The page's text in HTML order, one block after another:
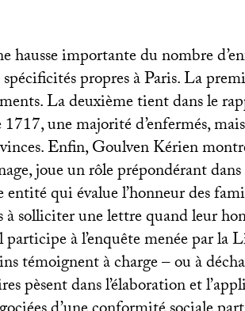
hausse importante du nombre
propres à Paris. La
La deuxième tient dans le
une majorité d’enfermés,
Enfin, Goulven Kérien
joue un rôle prépondérant
qui évalue l’honneur des
à solliciter une lettre quand leur
à l’enquête menée par la
témoignent à charge – ou à
pèsent dans l’élaboration et